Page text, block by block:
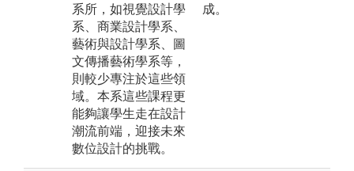
系所，如視覺設計學
系、商業設計學系、
藝術與設計學系、圖
文傳播藝術學系等，
則較少專注於這些領
域。本系這些課程更
能夠讓學生走在設計
潮流前端，迎接未來
數位設計的挑戰。
成。